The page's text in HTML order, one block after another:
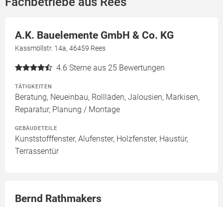
A.K. Bauelemente GmbH & Co. KG
Kassmöllstr. 14a, 46459 Rees
4.6 Sterne aus 25 Bewertungen
TÄTIGKEITEN
Beratung, Neueinbau, Rollläden, Jalousien, Markisen,
Reparatur, Planung / Montage
GEBÄUDETEILE
Kunststofffenster, Alufenster, Holzfenster, Haustür,
Terrassentür
Bernd Rathmakers